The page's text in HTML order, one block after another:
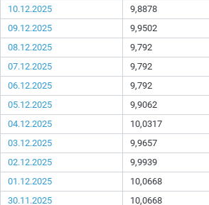
10.12.2025
9,8878
09.12.2025
9,9502
08.12.2025
9,792
07.12.2025
9,792
06.12.2025
9,792
05.12.2025
9,9062
04.12.2025
10,0317
03.12.2025
9,9657
02.12.2025
9,9939
01.12.2025
10,0668
30.11.2025
10,0668